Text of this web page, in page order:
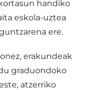
handiko
eskola-uztea
ere.
erakundeak
graduondoko
atzerriko